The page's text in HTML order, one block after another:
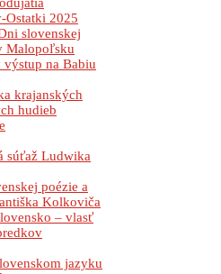
Ostatki 2025
slovenskej
Malopoľsku
výstup na Babiu
krajanských
hudieb
súťaž Ludwika
poézie a
Kolkoviča
– vlasť
jazyku